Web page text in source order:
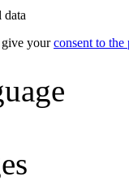
data
give yourconsent to the